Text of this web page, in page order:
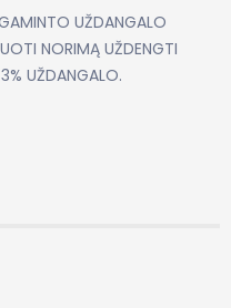
UŽDANGALO
NORIMĄ UŽDENGTI
UŽDANGALO.